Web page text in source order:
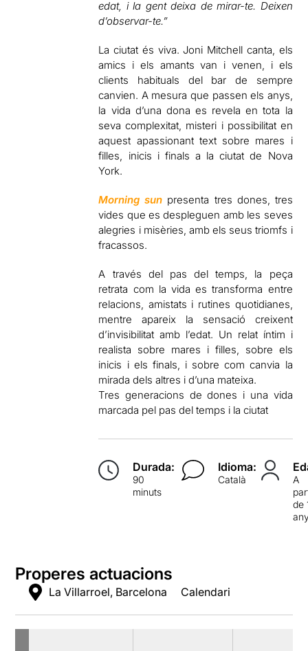
edat, i la gent deixa de mirar-te. Deixen
d’observar-te.”
La ciutat és viva. Joni Mitchell canta, els
amics i els amants van i venen, i els
clients habituals del bar de sempre
canvien. A mesura que passen els anys,
la vida d’una dona es revela en tota la
seva complexitat, misteri i possibilitat en
aquest apassionant text sobre mares i
filles, inicis i finals a la ciutat de Nova
York.
Morning sun presenta tres dones, tres
vides que es despleguen amb les seves
alegries i misèries, amb els seus triomfs i
fracassos.
A través del pas del temps, la peça
retrata com la vida es transforma entre
relacions, amistats i rutines quotidianes,
mentre apareix la sensació creixent
d’invisibilitat amb l’edat. Un relat íntim i
realista sobre mares i filles, sobre els
inicis i els finals, i sobre com canvia la
mirada dels altres i d’una mateixa.
Tres generacions de dones i una vida
marcada pel pas del temps i la ciutat
Durada:
90
minuts
Idioma:
Català
A
de
Properes actuacions
La Villarroel, Barcelona Calendari